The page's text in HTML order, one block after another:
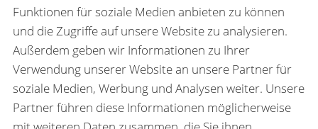
Funktionen für soziale Medien anbieten zu können
und die Zugriffe auf unsere Website zu analysieren.
Außerdem geben wir Informationen zu Ihrer
Verwendung unserer Website an unsere Partner für
soziale Medien, Werbung und Analysen weiter. Unsere
Partner führen diese Informationen möglicherweise